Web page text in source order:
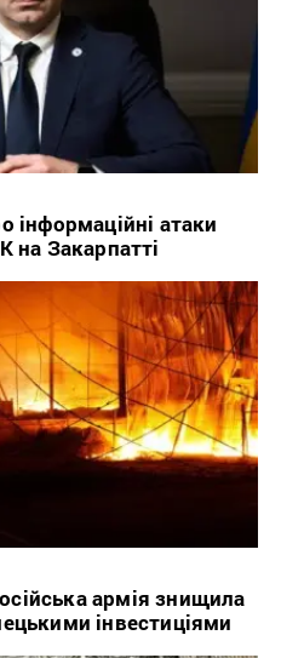
інформаційні атаки
на Закарпатті
армія знищила
інвестиціями